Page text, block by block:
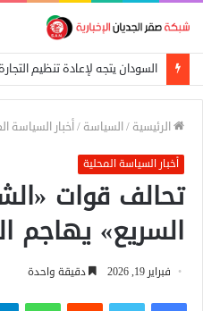
الرئيسية /السياسة /أخبار السياسة
أخبار السياسة المحلية
تحالف قوات
السريع» يهاجم
فبراير 19, 2026 دقيقة واحدة
فيسبوكتويتر